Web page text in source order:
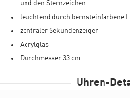
und den Sternzeichen
leuchtend durch bernsteinfarbene
zentraler Sekundenzeiger
Acrylglas
Durchmesser 33 cm
Uhren-